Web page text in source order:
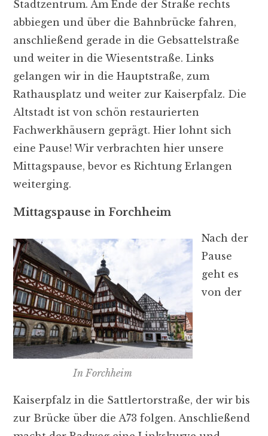
Stadtzentrum. Am Ende der Straße rechts
abbiegen und über die Bahnbrücke fahren,
anschließend gerade in die Gebsattelstraße
und weiter in die Wiesentstraße. Links
gelangen wir in die Hauptstraße, zum
Rathausplatz und weiter zur Kaiserpfalz. Die
Altstadt ist von schön restaurierten
Fachwerkhäusern geprägt. Hier lohnt sich
eine Pause! Wir verbrachten hier unsere
Mittagspause, bevor es Richtung Erlangen
weiterging.
Mittagspause in Forchheim
In Forchheim
Nach der
Pause
geht es
von der
Kaiserpfalz in die Sattlertorstraße, der wir bis
zur Brücke über die A73 folgen. Anschließend